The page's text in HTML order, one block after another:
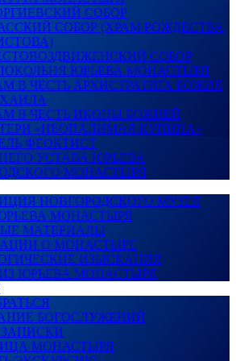
СОБОР
СОБОР (ХРАМ РОЖДЕСТВА
СОБОР
ЮРЬЕВА МОНАСТЫРЯ
В ЧЕСТЬ АРХИСТРАТИГА БОЖИЯ
В ЧЕСТЬ ИКОНЫ БОЖИЕЙ
«НЕОПАЛИМАЯ КУПИНА»
ФЕОКТИСТ
УСТАВА ЮРЬЕВА
МОНАСТЫРЯ
НОВГОРОДСКОГО МУЗЕЯ
МОНАСТЫРЯ
МАТЕРИАЛЫ
О МОНАСТЫРЕ
ИЗЫСКАНИЯ
ЮРЬЕВА МОНАСТЫРЯ
БОГОСЛУЖЕНИЙ
МОНАСТЫРЯ